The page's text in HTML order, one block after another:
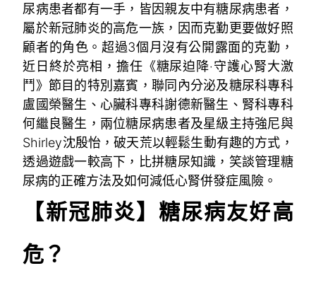
尿病患者都有一手，皆因親友中有糖尿病患者，
屬於新冠肺炎的高危一族，因而克勤更要做好照
顧者的角色。超過3個月沒有公開露面的克勤，
近日終於亮相，擔任《糖尿迫降‧守護心腎大激
鬥》節目的特別嘉賓，聯同內分泌及糖尿科專科
盧國榮醫生、心臟科專科謝德新醫生、腎科專科
何繼良醫生，兩位糖尿病患者及星級主持強尼與
Shirley沈殷怡，破天荒以輕鬆生動有趣的方式，
透過遊戲一較高下，比拼糖尿知識，笑談管理糖
尿病的正確方法及如何減低心腎併發症風險。
【新冠肺炎】糖尿病友好高
危？